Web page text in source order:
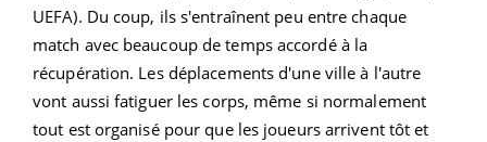
UEFA). Du coup, ils s'entraînent peu entre chaque
match avec beaucoup de temps accordé à la
récupération. Les déplacements d'une ville à l'autre
vont aussi fatiguer les corps, même si normalement
tout est organisé pour que les joueurs arrivent tôt et